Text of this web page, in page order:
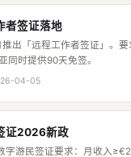
者签证落地
出「远程工作者签证」。要
同时提供90天免签。
04-05
证2026新政
字游民签证要求：月收入